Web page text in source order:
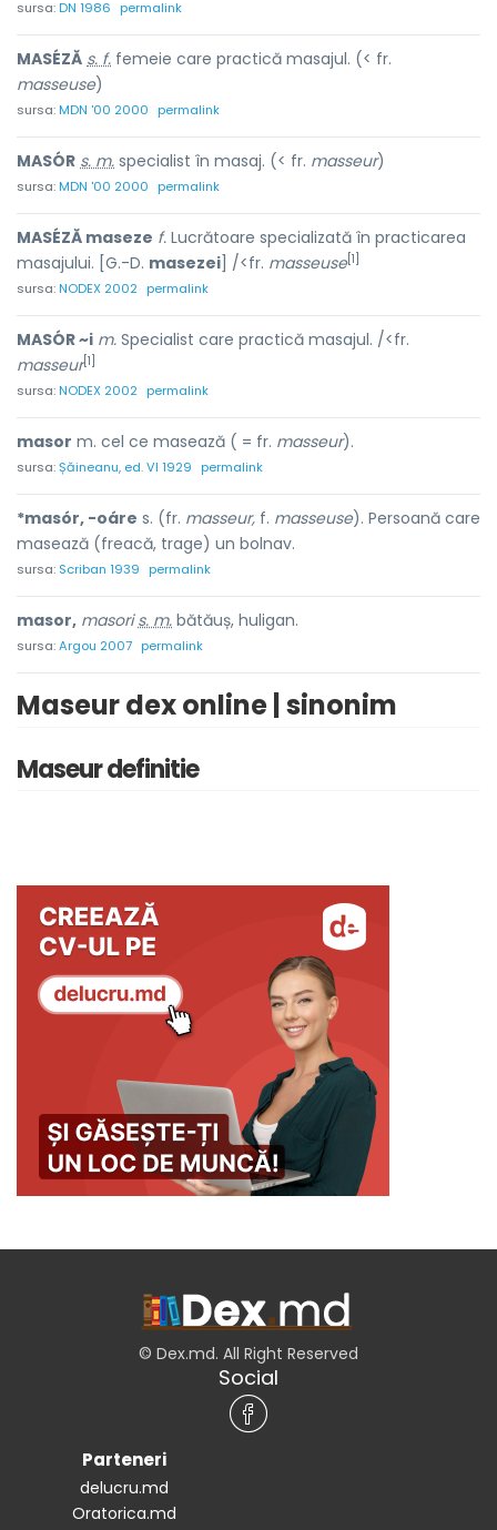
sursa:DN 1986 permalink
MASÉZĂ s. f. femeie care practică masajul. (< fr.
masseuse)
sursa:MDN '00 2000 permalink
MASÓR s. m. specialist în masaj. (< fr. masseur)
sursa:MDN '00 2000 permalink
MASÉZĂ maseze f. Lucrătoare specializată în practicarea
masajului. [G.-D. masezei ] /<fr. masseuse[1]
sursa:NODEX 2002 permalink
MASÓR ~i m. Specialist care practică masajul. /<fr.
masseur[1]
sursa:NODEX 2002 permalink
masor m. cel ce masează ( = fr. masseur).
sursa:Șăineanu, ed. VI 1929 permalink
*masór, -oáre s. (fr. masseur, f. masseuse). Persoană care
masează (freacă, trage) un bolnav.
sursa: Scriban 1939 permalink
masor, masoris. m. bătăuș, huligan.
sursa:Argou 2007 permalink
Maseur dex online | sinonim
Maseur definitie
© Dex.md. All Right Reserved
Social
Parteneri
delucru.md
Oratorica.md